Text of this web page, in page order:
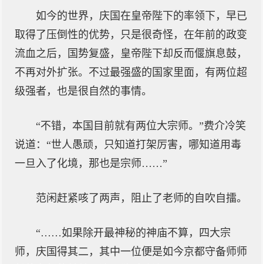
如今的世界，庆国在皇帝陛下的率领下，早已
取得了压倒性的优势，只是很奇怪，在年前的政变
流血之后，国势复盛，皇帝陛下却反而偃旗息鼓，
不再对外扩张。不过最强盛的国家里面，有两位超
级强者，也是很自然的事情。
“不错，本国目前就有两位大宗师。”费介冷笑
说道：“世人愚顽，只知道打架厉害，哪知道用毒
一旦入了化境，那也是宗师……”
范闲赶紧咳了两声，阻止了老师的自吹自擂。
“……如果除开最神秘的神庙不算，四大宗
师，庆国得其二，其中一位便是如今京都守备师师